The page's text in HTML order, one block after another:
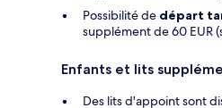
Possibilité de départ
supplément de 60 EUR
Enfants et lits
Des lits d'appoint sont